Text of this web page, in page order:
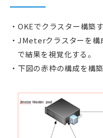
OKEでクラスター構築す
JMeterクラスターを構
で結果を視覚化する。
下図の赤枠の構成を構築